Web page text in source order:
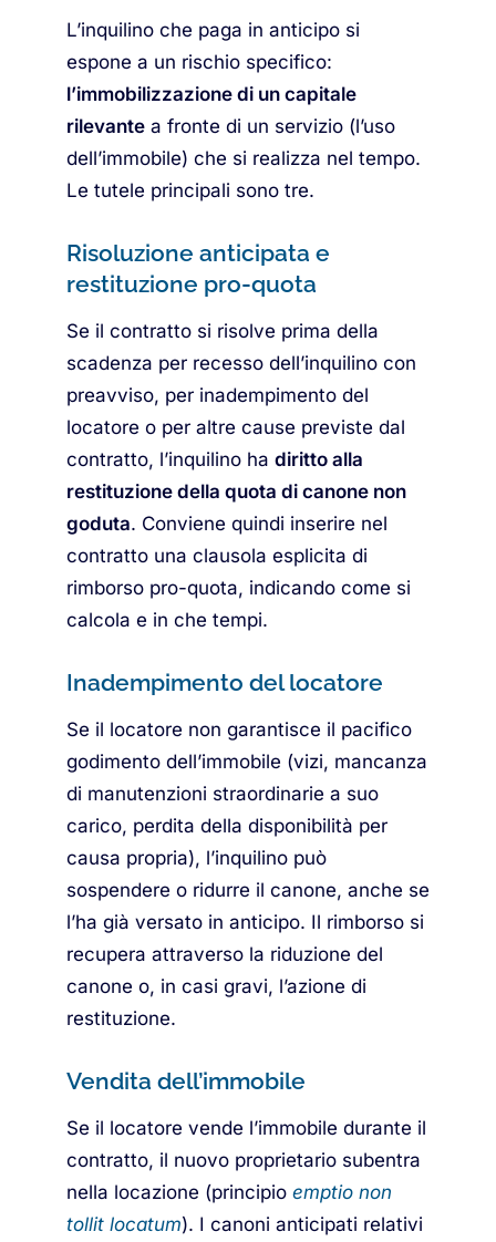
L’inquilino che paga in anticipo si
espone a un rischio specifico:
l’immobilizzazione di un capitale
rilevante a fronte di un servizio (l’uso
dell’immobile) che si realizza nel tempo.
Le tutele principali sono tre.
Risoluzione anticipata e
restituzione pro-quota
Se il contratto si risolve prima della
scadenza per recesso dell’inquilino con
preavviso, per inadempimento del
locatore o per altre cause previste dal
contratto, l’inquilino ha diritto alla
restituzione della quota di canone non
goduta. Conviene quindi inserire nel
contratto una clausola esplicita di
rimborso pro-quota, indicando come si
calcola e in che tempi.
Inadempimento del locatore
Se il locatore non garantisce il pacifico
godimento dell’immobile (vizi, mancanza
di manutenzioni straordinarie a suo
carico, perdita della disponibilità per
causa propria), l’inquilino può
sospendere o ridurre il canone, anche se
l’ha già versato in anticipo. Il rimborso si
recupera attraverso la riduzione del
canone o, in casi gravi, l’azione di
restituzione.
Vendita dell’immobile
Se il locatore vende l’immobile durante il
contratto, il nuovo proprietario subentra
nella locazione (principio emptio non
tollit locatum). I canoni anticipati relativi